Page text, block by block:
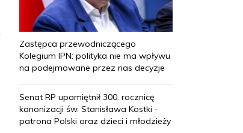
Zastępca przewodniczącego
Kolegium IPN: polityka nie ma wpływu
na podejmowane przez nas decyzje
Senat RP upamiętnił 300. rocznicę
kanonizacji św. Stanisława Kostki -
patrona Polski oraz dzieci i młodzieży